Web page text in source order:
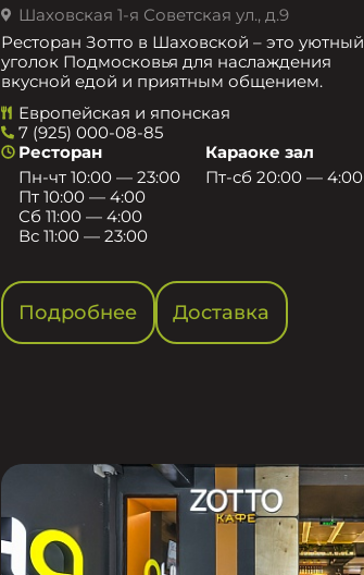
Шаховская 1-я Советская ул., д.9
Ресторан Зотто в Шаховской – это уютный
уголок Подмосковья для наслаждения
вкусной едой и приятным общением.​
Европейская и японская
7 (925) 000-08-85
Ресторан
Пн-чт 10:00 — 23:00
Пт 10:00 — 4:00
Сб 11:00 — 4:00
Вс 11:00 — 23:00
Караоке зал
Пт-сб 20:00 — 4:00
Подробнее Доставка